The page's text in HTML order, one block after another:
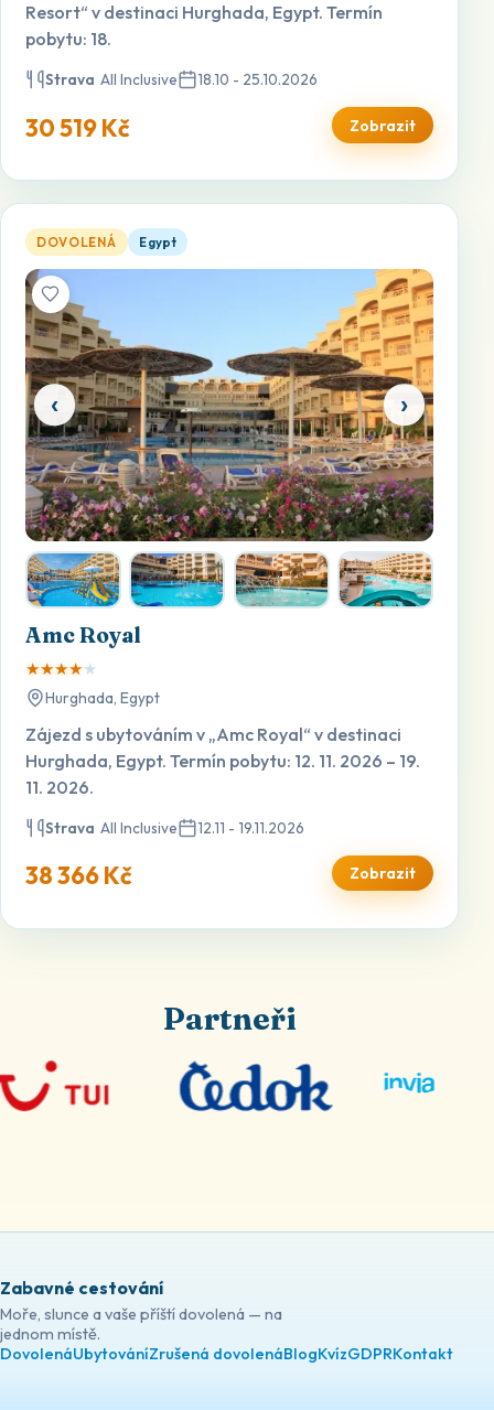
Resort“ v destinaci Hurghada, Egypt. Termín
pobytu: 18.
Strava All Inclusive 18.10 - 25.10.2026
30 519 Kč Zobrazit
Amc Royal — otevřít detail
DOVOLENÁ Egypt
‹ ›
Amc Royal
★★★★★
Hurghada, Egypt
Zájezd s ubytováním v „Amc Royal“ v destinaci
Hurghada, Egypt. Termín pobytu: 12. 11. 2026 – 19.
11. 2026.
Strava All Inclusive 12.11 - 19.11.2026
38 366 Kč Zobrazit
Partneři
Zabavné cestování
Moře, slunce a vaše příští dovolená — na
jednom místě.
DovolenáUbytováníZrušená dovolenáBlogKvízGDPRKontakt